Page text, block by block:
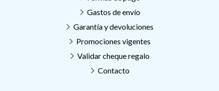
Gastos de envío
Garantía y devoluciones
Promociones vigentes
Validar cheque regalo
Contacto